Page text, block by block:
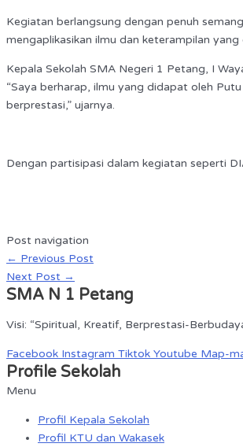
Kegiatan berlangsung dengan penuh
mengaplikasikan ilmu dan keterampilan
Kepala Sekolah SMA Negeri 1 Petang, I
“Saya berharap, ilmu yang didapat oleh
berprestasi,” ujarnya.
Dengan partisipasi dalam kegiatan seperti
Post navigation
← Previous Post
Next Post →
SMA N 1 Petang
Visi: “Spiritual, Kreatif, Berprestasi-
Facebook Instagram Tiktok Youtube Map-
Profile Sekolah
Menu
Profil Kepala Sekolah
Profil KTU dan Wakasek